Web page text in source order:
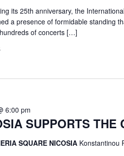
its 25th anniversary, the
a presence of formidable standing
of concerts […]
SUPPORTS THE
6:00 pm
SQUARE NICOSIA Konstantinou